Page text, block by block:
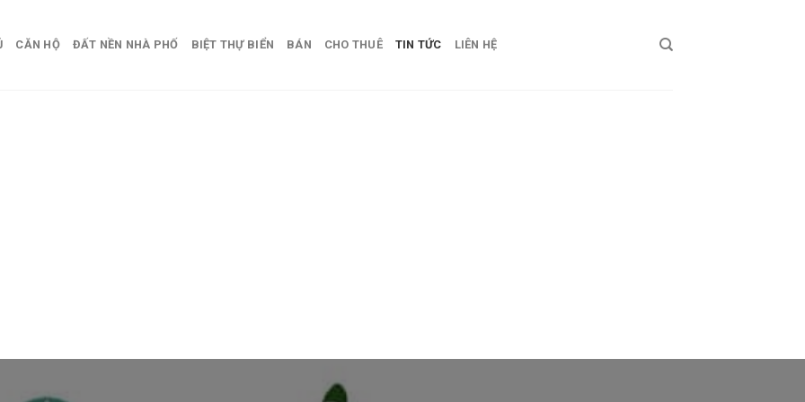
CĂN HỘ ĐẤT NỀN NHÀ PHỐ BIỆT THỰ BIỂN BÁN CHO THUÊ TIN TỨC LIÊN HỆ